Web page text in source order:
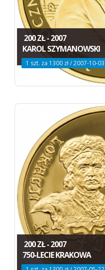
200 ZŁ - 2007
KAROL SZYMANOWSKI
1 szt. za 1300 zł / 2007-10-03
200 ZŁ - 2007
750-LECIE KRAKOWA